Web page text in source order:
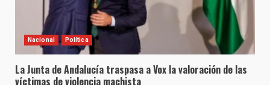
Nacional Política
La Junta de Andalucía traspasa a Vox la valoración de las
víctimas de violencia machista